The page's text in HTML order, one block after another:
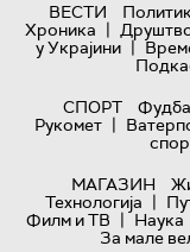
ВЕСТИ
Хроника |
у Украјини |
СПОРТ
Рукомет |
МАГАЗИН
Технологијa |
Филм и ТВ | Наука
За мале